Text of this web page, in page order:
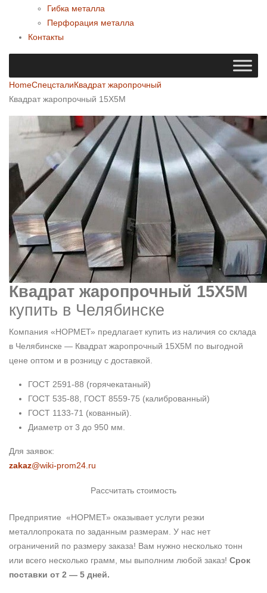
Гибка металла
Перфорация металла
Контакты
HomeСпецсталиКвадрат жаропрочный
Квадрат жаропрочный 15Х5М
Квадрат жаропрочный 15Х5М
купить в Челябинске
Компания «НОРМЕТ» предлагает купить из наличия со склада
в Челябинске — Квадрат жаропрочный 15Х5М по выгодной
цене оптом и в розницу с доставкой.
ГОСТ 2591-88 (горячекатаный)
ГОСТ 535-88, ГОСТ 8559-75 (калиброванный)
ГОСТ 1133-71 (кованный).
Диаметр от 3 до 950 мм.
Для заявок:
zakaz@wiki-prom24.ru
Рассчитать стоимость
Предприятие «НОРМЕТ» оказывает услуги резки
металлопроката по заданным размерам. У нас нет
ограничений по размеру заказа! Вам нужно несколько тонн
или всего несколько грамм, мы выполним любой заказ! Срок
поставки от 2 — 5 дней.